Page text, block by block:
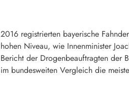
2016 registrierten bayerische
hohen Niveau, wie Innenminister
Bericht der Drogenbeauftragten der
im bundesweiten Vergleich die